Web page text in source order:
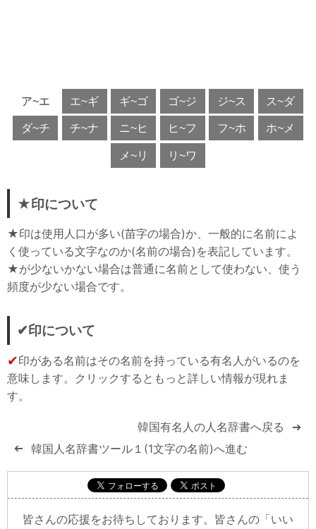
ア~エ エ~ギ ギ~ゴ ゴ~ジ ジ~ス ス~ダ
ダ~チ チ~ナ ニ~ヒ ヒ~フ フ~ホ ホ~メ
メ~リ リ~ワ
★印について
★印は使用人口が多い(苗字の場合)か、一般的に名前によ
く使っている文字なのか(名前の場合)を表記しています。
★が少ないかない場合は普通に名前として使わない、使う
頻度が少ない場合です。
✔印について
✔印がある名前はその名前を持っている有名人がいるのを
意味します。クリックするともっと詳しい情報が現れま
す。
➔ 韓国人名辞書ツール１(1文字の名前)へ進む
韓国有名人の人名辞書へ戻る ➔
皆さんの応援をお待ちしております。皆さんの「いい